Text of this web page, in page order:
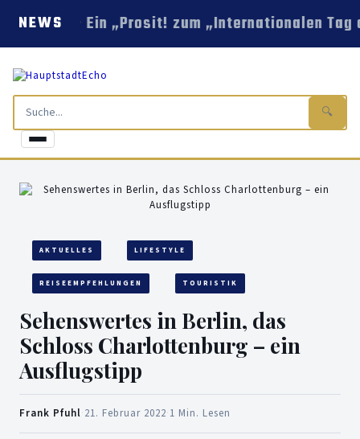
NEWS Ein „Prosit! zum „Internationalen Tag
🔍
AKTUELLES LIFESTYLE
REISEEMPFEHLUNGEN TOURISTIK
Sehenswertes in Berlin, das
Schloss Charlottenburg – ein
Ausflugstipp
Frank Pfuhl 21. Februar 2022 1 Min. Lesen